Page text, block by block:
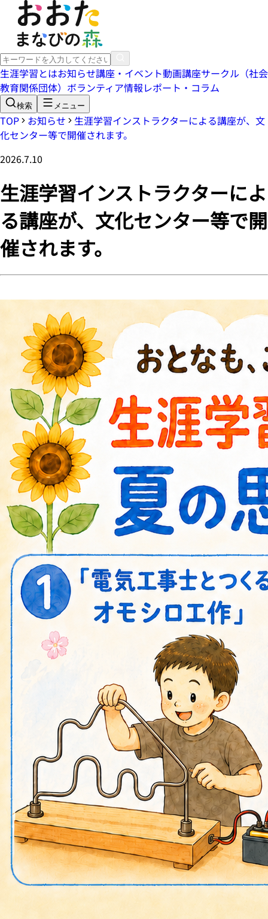
生涯学習とはお知らせ講座・イベント動画講座サークル（社会
教育関係団体） ボランティア情報レポート・コラム
検索 メニュー
TOP お知らせ
生涯学習インストラクターによる講座が、文
化センター等で開催されます。
2026.7.10
生涯学習インストラクターによ
る講座が、文化センター等で開
催されます。